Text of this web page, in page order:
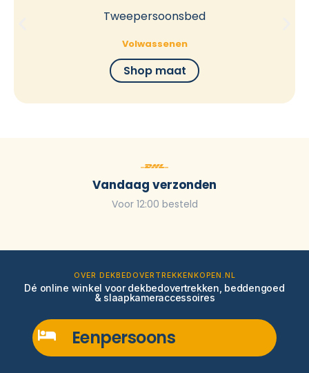
Tweepersoonsbed
Volwassenen
Shop maat
Vandaag verzonden
Voor 12:00 besteld
OVER DEKBEDOVERTREKKENKOPEN.NL
Dé online winkel voor dekbedovertrekken, beddengoed
& slaapkameraccessoires
Eenpersoons